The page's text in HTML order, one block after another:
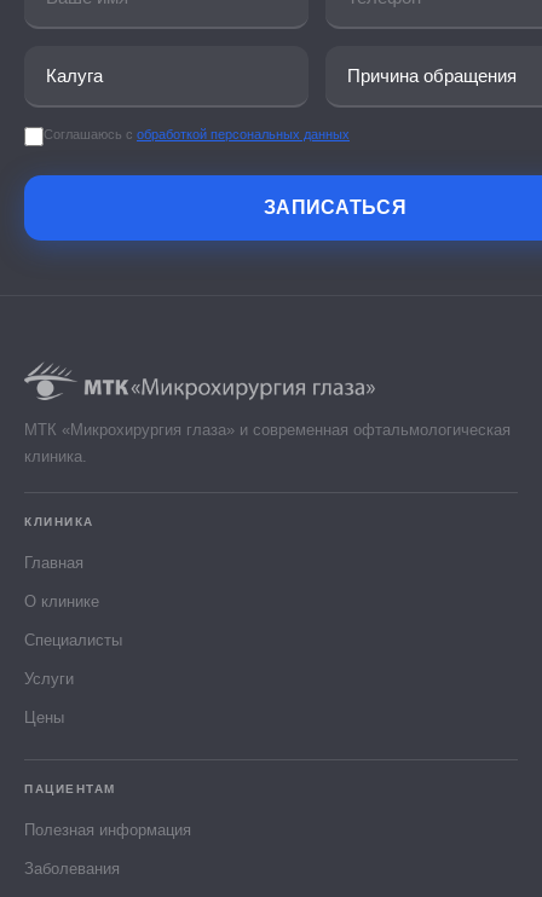
Соглашаюсь с обработкой персональных данных
ЗАПИСАТЬСЯ
МТК «Микрохирургия глаза» и современная офтальмологическая
клиника.
КЛИНИКА
Главная
О клинике
Специалисты
Услуги
Цены
ПАЦИЕНТАМ
Полезная информация
Заболевания